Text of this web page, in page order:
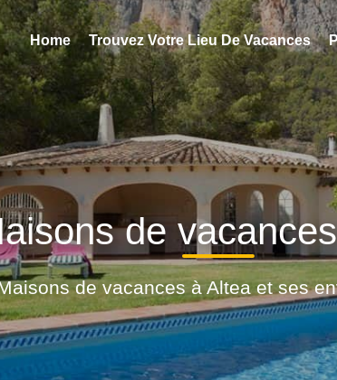
de
de vacances à Altea et ses
Home Trouvez Votre Lieu De Vacances